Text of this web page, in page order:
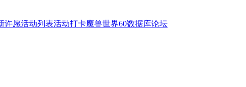
许愿活动列表活动打卡魔兽世界60数据库论坛